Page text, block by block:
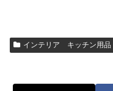
インテリア キッチン用品